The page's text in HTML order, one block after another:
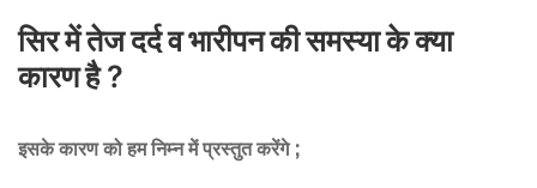
सिरमेंतेजदर्दवभारीपनकीसमस्याकेक्या
कारणहै?
इसके कारण को हम निम्न में प्रस्तुत करेंगे ;